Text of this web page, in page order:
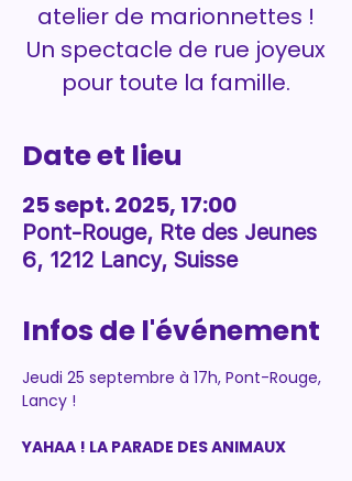
atelier de marionnettes !
Un spectacle de rue joyeux
pour toute la famille.
Date et lieu
25 sept. 2025, 17:00
Pont-Rouge, Rte des Jeunes
6, 1212 Lancy, Suisse
Infos de l'événement
Jeudi 25 septembre à 17h, Pont-Rouge,
Lancy !
YAHAA ! LA PARADE DES ANIMAUX